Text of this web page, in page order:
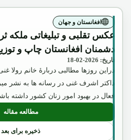
افغانستان و جهان
عکس تقلبی و تبلیغاتی ملکه
دشمنان افغانستان چاپ و
تاریخ: 2026-02-18
دراین روزها مطالبی دربارۀ خانم رولا
داکتر اشرف غنی در رسانه ها به نشر
فعال در بهبود امور زنان کشور داشته
مطالعه مقاله
: عکس
ذخیره برای بعد